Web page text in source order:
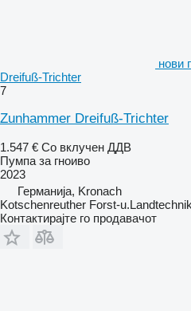
нови
Dreifuß-Trichter
7
Zunhammer Dreifuß-Trichter
1.547 € Со вклучен ДДВ
Пумпа за гноиво
2023
Германија, Kronach
Kotschenreuther Forst-
Контактирајте го продавачот